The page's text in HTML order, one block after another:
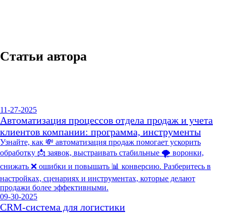
Статьи автора
11-27-2025
Автоматизация процессов отдела продаж и учета
клиентов компании: программа, инструменты
Узнайте, как 💸 автоматизация продаж помогает ускорить
обработку 📩 заявок, выстраивать стабильные 🌪️ воронки,
снижать ❌ ошибки и повышать 📊 конверсию. Разберитесь в
настройках, сценариях и инструментах, которые делают
продажи более эффективными.
09-30-2025
CRM-система для логистики